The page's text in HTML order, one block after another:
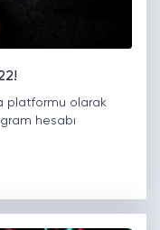
platformu olarak
hesabı